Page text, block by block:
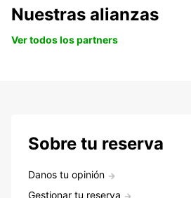
Nuestras alianzas
Ver todos los partners
Sobre tu reserva
Danos tu opinión
Gestionar tu reserva